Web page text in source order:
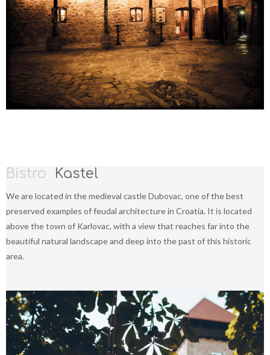
Bistro Kastel
We are located in the medieval castle Dubovac, one of the best
preserved examples of feudal architecture in Croatia. It is located
above the town of Karlovac, with a view that reaches far into the
beautiful natural landscape and deep into the past of this historic
area.